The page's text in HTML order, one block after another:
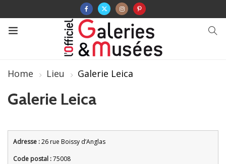
Home Lieu Galerie Leica
Galerie Leica
Adresse :26 rue Boissy d’Anglas
Code postal :75008